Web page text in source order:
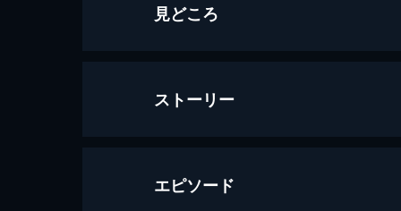
見どころ
ストーリー
エピソード